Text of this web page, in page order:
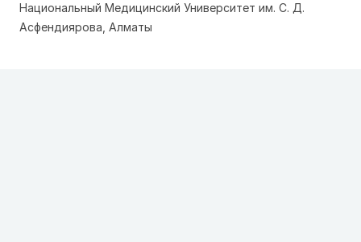
Национальный Медицинский Университет им. С. Д.
Асфендиярова, Алматы